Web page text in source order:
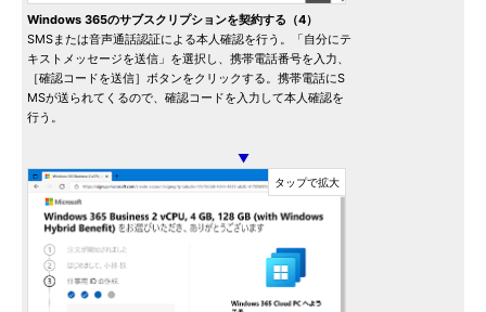
Windows 365のサブスクリプションを契約する（4）
SMSまたは音声通話認証による本人確認を行う。「自分にテ
キストメッセージを送信」を選択し、携帯電話番号を入力、
［確認コードを送信］ボタンをクリックする。携帯電話にS
MSが送られてくるので、確認コードを入力して本人確認を
行う。
▼